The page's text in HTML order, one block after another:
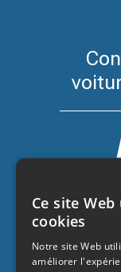
Ce site
cookies
Notre site Web
améliorer